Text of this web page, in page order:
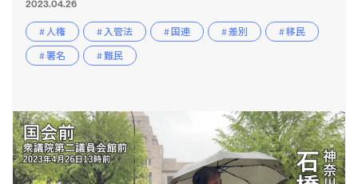
2023.04.26
# 人権 # 入管法 # 国連 # 差別
# 移民
# 署名
# 難民